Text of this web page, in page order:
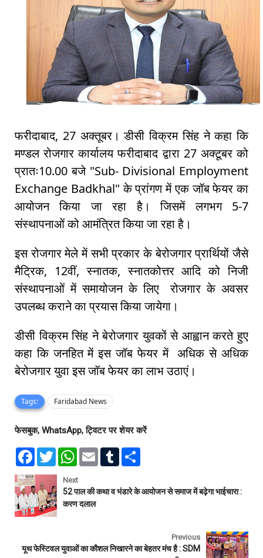
फरीदाबाद, 27 अक्तूबर। डीसी विक्रम सिंह ने कहा कि
मण्डल रोजगार कार्यालय फरीदाबाद द्वारा 27 अक्टूबर को
प्रातः10.00 बजे "Sub- Divisional Employment
Exchange Badkhal" के प्रांगण में एक जॉब फेयर का
आयोजन किया जा रहा है। जिसमें लगभग 5-7
संस्थापनाओं को आमंत्रित किया जा रहा है।
इस रोजगार मेले में सभी प्रकार के बेरोजगार प्रार्थियों जैसे
मैट्रिक, 12वीं, स्नातक, स्नातकोत्तर आदि को निजी
संस्थापनाओं में समायोजन के लिए रोजगार के अवसर
उपलब्ध कराने का प्रयास किया जायेगा।
डीसी विक्रम सिंह ने बेरोजगार युवकों से आह्वान करते हुए
कहा कि जनहित में इस जॉब फेयर में अधिक से अधिक
बेरोजगार युवा इस जॉब फेयर का लाभ उठाएं।
Tags: Faridabad News
फेसबुक, WhatsApp, ट्विटर पर शेयर करें
F
e
b
o
o
k
T
w
t
e
r
W
t
s
A
p
E
l
T
l
e
Next
52 पाल की कथा व भंडारे के आयोजन से समाज में बढ़ेगा भाईचारा :
करण दलाल
Previous
यूथ फेस्टिवल युवाओं का कौशल निखारने का बेहतर मंच है : SDM